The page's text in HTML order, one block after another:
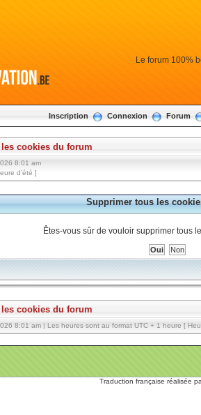
Le forum 100%
Inscription Connexion Forum
cookies du forum
8:01 am
d’été ]
Supprimer tous les
Êtes-vous sûr de vouloir supprimer tous
cookies du forum
8:01 am | Les heures sont au format UTC + 1 heure [
Traduction française réalisée